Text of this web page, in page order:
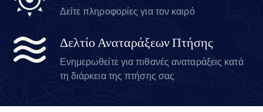
Δείτε πληροφορίες για τον καιρό
Δελτίο Αναταράξεων Πτήσης
Ενημερωθείτε για πιθανές αναταράξεις κατά
τη διάρκεια της πτήσης σας